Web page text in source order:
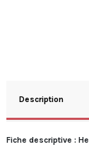
Description
Fiche descriptive :